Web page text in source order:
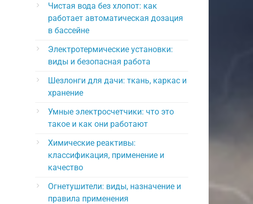
Чистая вода без хлопот: как
работает автоматическая дозация
в бассейне
Электротермические установки:
виды и безопасная работа
Шезлонги для дачи: ткань, каркас и
хранение
Умные электросчетчики: что это
такое и как они работают
Химические реактивы:
классификация, применение и
качество
Огнетушители: виды, назначение и
правила применения